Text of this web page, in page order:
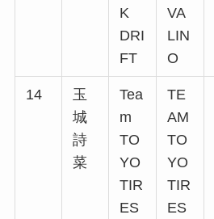
K
DRI
FT
VA
LIN
O
14
玉
城
詩
菜
Tea
m
TO
YO
TIR
ES
TE
AM
TO
YO
TIR
ES